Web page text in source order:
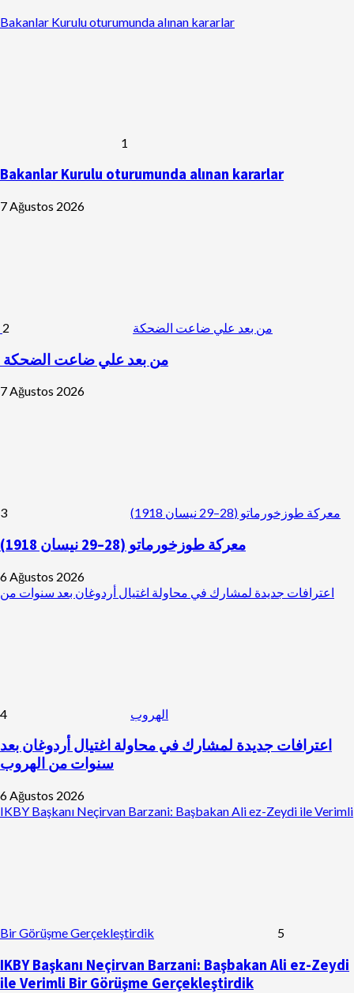
Bakanlar Kurulu oturumunda alınan kararlar
1
Bakanlar Kurulu oturumunda alınan kararlar
7 Ağustos 2026
من بعد علي ضاعت الضحكة 2
من بعد علي ضاعت الضحكة
7 Ağustos 2026
معركة طوزخورماتو (28–29 نيسان 1918) 3
معركة طوزخورماتو (28–29 نيسان 1918)
6 Ağustos 2026
اعترافات جديدة لمشارك في محاولة اغتيال أردوغان بعد سنوات من
الهروب 4
اعترافات جديدة لمشارك في محاولة اغتيال أردوغان بعد
سنوات من الهروب
6 Ağustos 2026
IKBY Başkanı Neçirvan Barzani: Başbakan Ali ez-Zeydi ile Verimli
Bir Görüşme Gerçekleştirdik 5
IKBY Başkanı Neçirvan Barzani: Başbakan Ali ez-Zeydi
ile Verimli Bir Görüşme Gerçekleştirdik